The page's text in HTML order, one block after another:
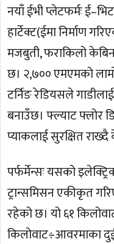
नयाँ ईभी प्लेटफर्मः
हार्टेक्ट(ईमा निर्माण
मजबुती, फराकिलो
छ। २,७०० एमएमको
टर्निङ रेडियसले
बनाउँछ। फ्ल्याट फ्लोर
प्याकलाई सुरक्षित
पर्फर्मेन्सः यसको
ट्रान्समिसन एकीकृत
रहेको छ। यो ६१
किलोवाट÷आवरमाका